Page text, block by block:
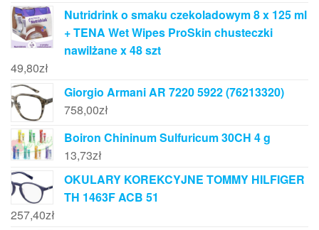
Nutridrink o smaku czekoladowym 8 x 125 ml
+ TENA Wet Wipes ProSkin chusteczki
nawilżane x 48 szt
49,80zł
Giorgio Armani AR 7220 5922 (76213320)
758,00zł
Boiron Chininum Sulfuricum 30CH 4 g
13,73zł
OKULARY KOREKCYJNE TOMMY HILFIGER
TH 1463F ACB 51
257,40zł